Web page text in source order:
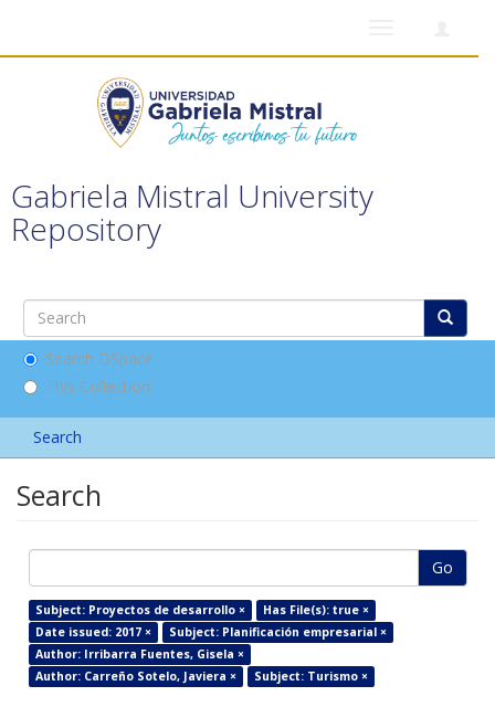
Gabriela Mistral University
Repository
Search DSpace
This Collection
Search
Search
Go
Subject: Proyectos de desarrollo ×
Has File(s): true ×
Date issued: 2017 ×
Subject: Planificación empresarial ×
Author: Irribarra Fuentes, Gisela ×
Author: Carreño Sotelo, Javiera ×
Subject: Turismo ×